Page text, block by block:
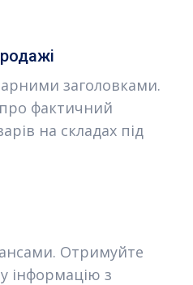
заголовками.
фактичний
на складах під
Отримуйте
інформацію з